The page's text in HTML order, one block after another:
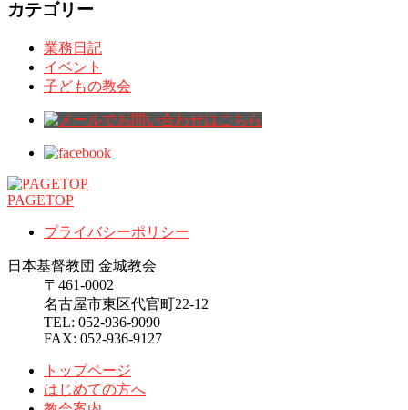
カテゴリー
業務日記
イベント
子どもの教会
PAGETOP
プライバシーポリシー
日本基督教団 金城教会
〒461-0002
名古屋市東区代官町22-12
TEL: 052-936-9090
FAX: 052-936-9127
トップページ
はじめての方へ